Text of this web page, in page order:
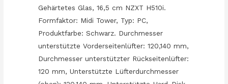
Gehärtetes Glas, 16,5 cm NZXT H510i.
Formfaktor: Midi Tower, Typ: PC,
Produktfarbe: Schwarz. Durchmesser
unterstützte Vorderseitenlüfter: 120,140 mm,
Durchmesser unterstützter Rückseitenlüfter:
120 mm, Unterstützte Lüfterdurchmesser